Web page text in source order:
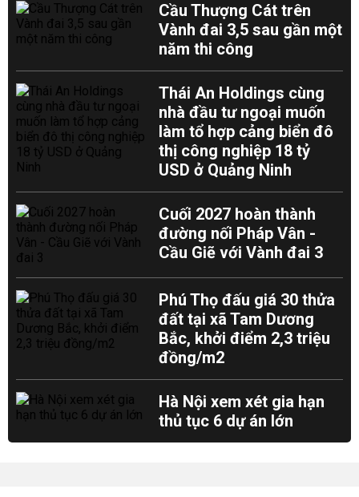
Cầu Thượng Cát trên
Vành đai 3,5 sau gần một
năm thi công
Thái An Holdings cùng
nhà đầu tư ngoại muốn
làm tổ hợp cảng biển đô
thị công nghiệp 18 tỷ
USD ở Quảng Ninh
Cuối 2027 hoàn thành
đường nối Pháp Vân -
Cầu Giẽ với Vành đai 3
Phú Thọ đấu giá 30 thửa
đất tại xã Tam Dương
Bắc, khởi điểm 2,3 triệu
đồng/m2
Hà Nội xem xét gia hạn
thủ tục 6 dự án lớn